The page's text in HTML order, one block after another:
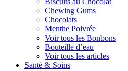
Chewing Gums
Chocolats
Menthe Poivrée
Voir tous les Bonbons
Bouteille d’eau
Voir tous les articles
Santé & Soins